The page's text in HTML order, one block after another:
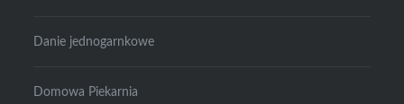
Danie jednogarnkowe
Domowa Piekarnia